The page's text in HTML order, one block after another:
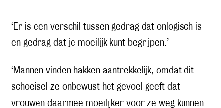
‘Er is een verschil tussen gedrag dat onlogisch is
en gedrag dat je moeilijk kunt begrijpen.’
‘Mannen vinden hakken aantrekkelijk, omdat dit
schoeisel ze onbewust het gevoel geeft dat
vrouwen daarmee moeilijker voor ze weg kunnen